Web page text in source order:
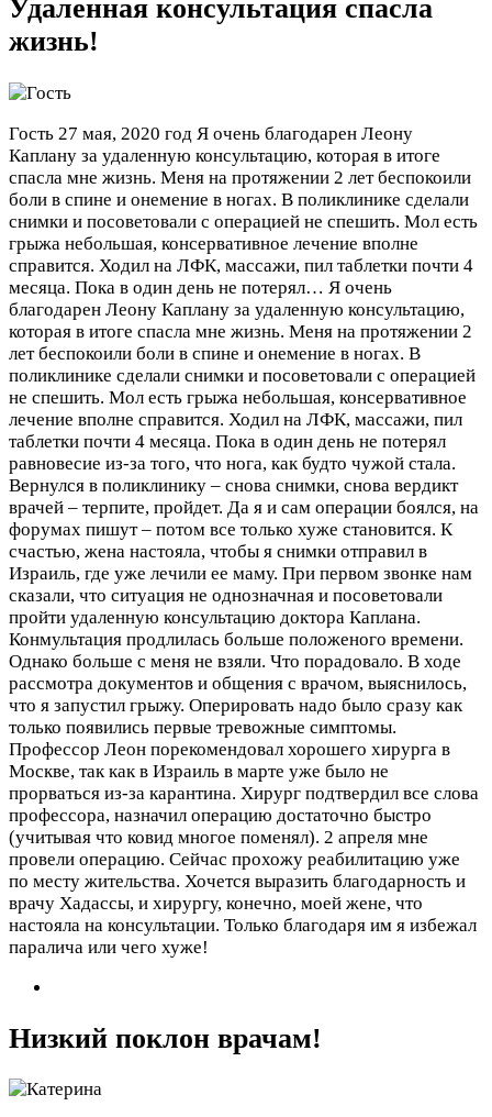
Удаленная консультация спасла
жизнь!
Гость 27 мая, 2020 год Я очень благодарен Леону
Каплану за удаленную консультацию, которая в итоге
спасла мне жизнь. Меня на протяжении 2 лет беспокоили
боли в спине и онемение в ногах. В поликлинике сделали
снимки и посоветовали с операцией не спешить. Мол есть
грыжа небольшая, консервативное лечение вполне
справится. Ходил на ЛФК, массажи, пил таблетки почти 4
месяца. Пока в один день не потерял… Я очень
благодарен Леону Каплану за удаленную консультацию,
которая в итоге спасла мне жизнь. Меня на протяжении 2
лет беспокоили боли в спине и онемение в ногах. В
поликлинике сделали снимки и посоветовали с операцией
не спешить. Мол есть грыжа небольшая, консервативное
лечение вполне справится. Ходил на ЛФК, массажи, пил
таблетки почти 4 месяца. Пока в один день не потерял
равновесие из-за того, что нога, как будто чужой стала.
Вернулся в поликлинику – снова снимки, снова вердикт
врачей – терпите, пройдет. Да я и сам операции боялся, на
форумах пишут – потом все только хуже становится. К
счастью, жена настояла, чтобы я снимки отправил в
Израиль, где уже лечили ее маму. При первом звонке нам
сказали, что ситуация не однозначная и посоветовали
пройти удаленную консультацию доктора Каплана.
Конмультация продлилась больше положеного времени.
Однако больше с меня не взяли. Что порадовало. В ходе
рассмотра документов и общения с врачом, выяснилось,
что я запустил грыжу. Оперировать надо было сразу как
только появились первые тревожные симптомы.
Профессор Леон порекомендовал хорошего хирурга в
Москве, так как в Израиль в марте уже было не
прорваться из-за карантина. Хирург подтвердил все слова
профессора, назначил операцию достаточно быстро
(учитывая что ковид многое поменял). 2 апреля мне
провели операцию. Сейчас прохожу реабилитацию уже
по месту жительства. Хочется выразить благодарность и
врачу Хадассы, и хирургу, конечно, моей жене, что
настояла на консультации. Только благодаря им я избежал
паралича или чего хуже!
Низкий поклон врачам!